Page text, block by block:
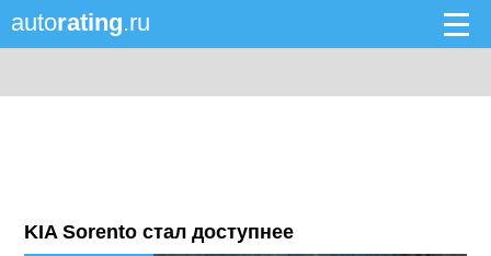
autorating.ru
KIA Sorento стал доступнее